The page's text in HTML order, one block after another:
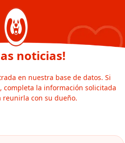
noticias!
en nuestra base de datos. Si
completa la información solicitada
reunirla con su dueño.